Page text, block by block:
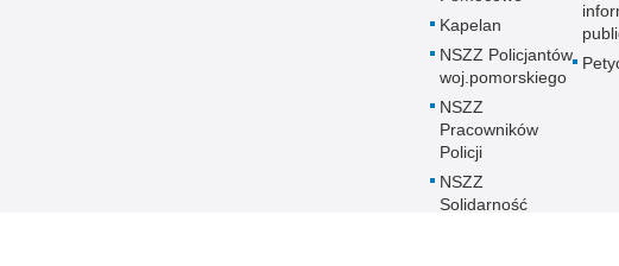
Kapelan
NSZZ Policjantów
woj.pomorskiego
NSZZ
Pracowników
Policji
NSZZ
Solidarność